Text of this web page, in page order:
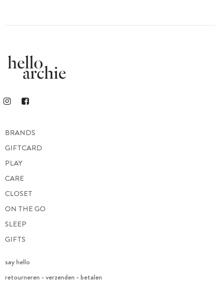
BRANDS
GIFTCARD
PLAY
CARE
CLOSET
ON THE GO
SLEEP
GIFTS
say hello
retourneren - verzenden - betalen